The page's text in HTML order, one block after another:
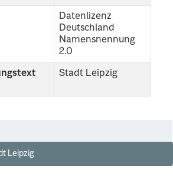
Leipzig
Datenlizenz
Deutschland
Namensnennung
2.0
Stadt Leipzig